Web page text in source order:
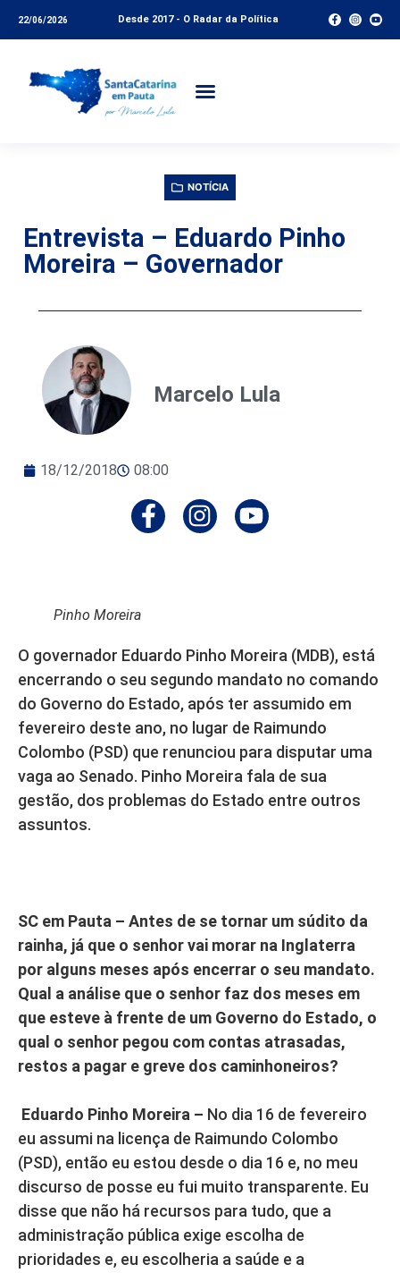
22/06/2026 Desde 2017 - O Radar da Política
NOTÍCIA
Entrevista – Eduardo Pinho
Moreira – Governador
Marcelo Lula
18/12/2018 08:00
Pinho Moreira
O governador Eduardo Pinho Moreira (MDB), está
encerrando o seu segundo mandato no comando
do Governo do Estado, após ter assumido em
fevereiro deste ano, no lugar de Raimundo
Colombo (PSD) que renunciou para disputar uma
vaga ao Senado. Pinho Moreira fala de sua
gestão, dos problemas do Estado entre outros
assuntos.
SC em Pauta – Antes de se tornar um súdito da
rainha, já que o senhor vai morar na Inglaterra
por alguns meses após encerrar o seu mandato.
Qual a análise que o senhor faz dos meses em
que esteve à frente de um Governo do Estado, o
qual o senhor pegou com contas atrasadas,
restos a pagar e greve dos caminhoneiros?
Eduardo Pinho Moreira – No dia 16 de fevereiro
eu assumi na licença de Raimundo Colombo
(PSD), então eu estou desde o dia 16 e, no meu
discurso de posse eu fui muito transparente. Eu
disse que não há recursos para tudo, que a
administração pública exige escolha de
prioridades e, eu escolheria a saúde e a